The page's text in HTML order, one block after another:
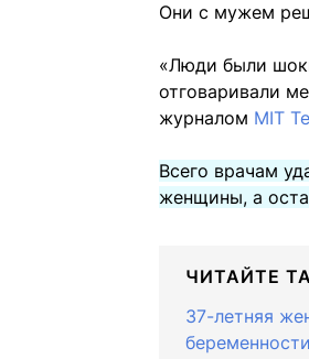
Они с мужем
«Люди были
отговаривали
журналом MIT
Всего врачам
женщины, а
ЧИТАЙТЕ
37-летняя